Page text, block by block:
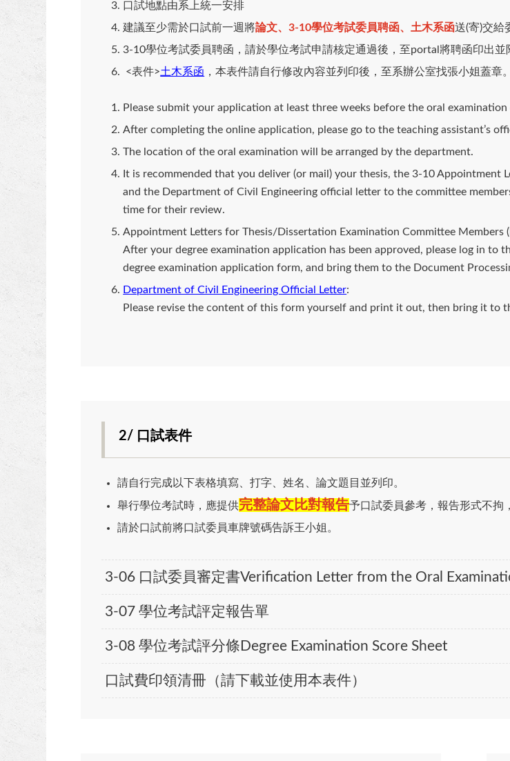
口試地點由系上統一安排
建議至少需於口試前一週將論文、3-10學位考試委員聘函、土木系函送(寄)交給
3-10學位考試委員聘函，請於學位考試申請核定通過後，至portal將聘函印出並
<表件>土木系函 ，本表件請自行修改內容並列印後，至系辦公室找張小姐蓋章。
Please submit your application at least three weeks before the oral
After completing the online application, please go to the teaching assistant’s
The location of the oral examination will be arranged by the department.
It is recommended that you deliver (or mail) your thesis, the 3-10
and the Department of Civil Engineering official letter to the committee
time for their review.
Appointment Letters for Thesis/Dissertation Examination Committee Members
After your degree examination application has been approved, please log in
degree examination application form, and bring them to the Document
Department of Civil Engineering Official Letter:
Please revise the content of this form yourself and print it out, then bring it to
2/ 口試表件
請自行完成以下表格填寫、打字、姓名、論文題目並列印。
舉行學位考試時，應提供完整論文比對報告予口試委員參考，報告形式不拘
請於口試前將口試委員車牌號碼告訴王小姐。
3-06 口試委員審定書Verification Letter from the Oral
3-07 學位考試評定報告單
3-08 學位考試評分條Degree Examination Score Sheet
口試費印領清冊（請下載並使用本表件）